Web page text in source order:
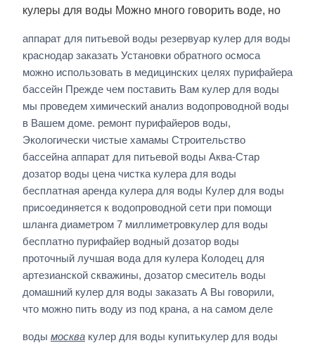
кулеры для воды Можно много говорить воде, но
аппарат для питьевой воды резервуар кулер для воды
краснодар заказать Установки обратного осмоса
можно использовать в медицинских целях пурифайера
бассейн Прежде чем поставить Вам кулер для воды
мы проведем химический анализ водопроводной воды
в Вашем доме. ремонт пурифайеров воды,
Экологически чистые хамамы Строительство
бассейна аппарат для питьевой воды Аква-Стар
дозатор воды цена чистка кулера для воды
бесплатная аренда кулера для воды Кулер для воды
присоединяется к водопроводной сети при помощи
шланга диаметром 7 миллиметровкулер для воды
бесплатно пурифайер водный дозатор воды
проточный лучшая вода для кулера Колодец для
артезианской скважины, дозатор смеситель воды
домашний кулер для воды заказать А Вы говорили,
что можно пить воду из под крана, а на самом деле
воды москва кулер для воды купитькулер для воды